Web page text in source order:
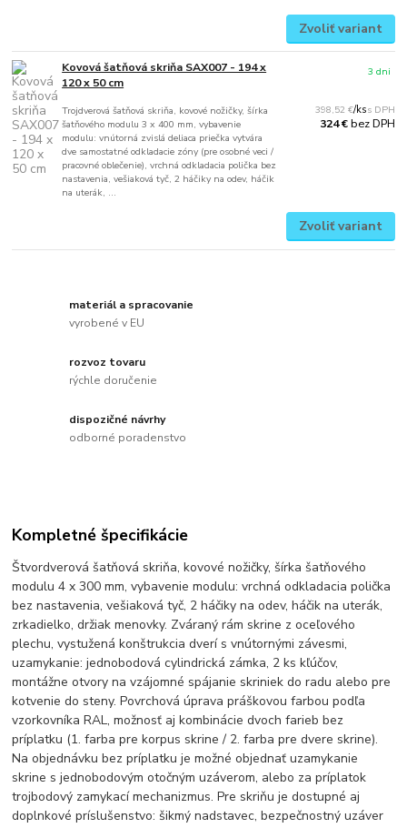
Zvoliť variant
Kovová šatňová skriňa SAX007 - 194 x
120 x 50 cm
Trojdverová šatňová skriňa, kovové nožičky, šírka
šatňového modulu 3 x 400 mm, vybavenie
modulu: vnútorná zvislá deliaca priečka vytvára
dve samostatné odkladacie zóny (pre osobné veci /
pracovné oblečenie), vrchná odkladacia polička bez
nastavenia, vešiaková tyč, 2 háčiky na odev, háčik
na uterák, ...
398,52 €/ks
324 €bez DPH
3 dni
Zvoliť variant
materiál a spracovanie
vyrobené v EU
rozvoz tovaru
rýchle doručenie
dispozičné návrhy
odborné poradenstvo
Kompletné špecifikácie
Štvordverová šatňová skriňa, kovové nožičky, šírka šatňového
modulu 4 x 300 mm, vybavenie modulu: vrchná odkladacia polička
bez nastavenia, vešiaková tyč, 2 háčiky na odev, háčik na uterák,
zrkadielko, držiak menovky. Zváraný rám skrine z oceľového
plechu, vystužená konštrukcia dverí s vnútornými závesmi,
uzamykanie: jednobodová cylindrická zámka, 2 ks kľúčov,
montážne otvory na vzájomné spájanie skriniek do radu alebo pre
kotvenie do steny. Povrchová úprava práškovou farbou podľa
vzorkovníka RAL, možnosť aj kombinácie dvoch farieb bez
príplatku (1. farba pre korpus skrine / 2. farba pre dvere skrine).
Na objednávku bez príplatku je možné objednať uzamykanie
skrine s jednobodovým otočným uzáverom, alebo za príplatok
trojbodový zamykací mechanizmus. Pre skriňu je dostupné aj
doplnkové príslušenstvo: šikmý nadstavec, bezpečnostný uzáver